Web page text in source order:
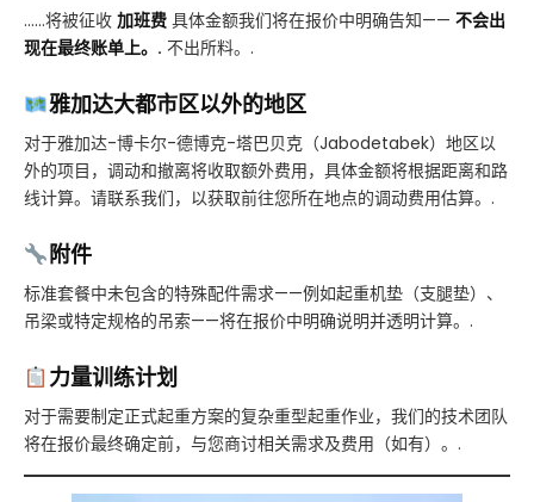
……将被征收 加班费 具体金额我们将在报价中明确告知—— 不会出
现在最终账单上。. 不出所料。.
雅加达大都市区以外的地区
对于雅加达-博卡尔-德博克-塔巴贝克（Jabodetabek）地区以
外的项目，调动和撤离将收取额外费用，具体金额将根据距离和路
线计算。请联系我们，以获取前往您所在地点的调动费用估算。.
附件
标准套餐中未包含的特殊配件需求——例如起重机垫（支腿垫）、
吊梁或特定规格的吊索——将在报价中明确说明并透明计算。.
力量训练计划
对于需要制定正式起重方案的复杂重型起重作业，我们的技术团队
将在报价最终确定前，与您商讨相关需求及费用（如有）。.